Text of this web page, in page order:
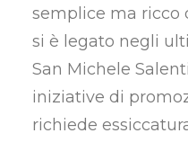
semplice ma ricco
si è legato negli
San Michele
iniziative di
richiede